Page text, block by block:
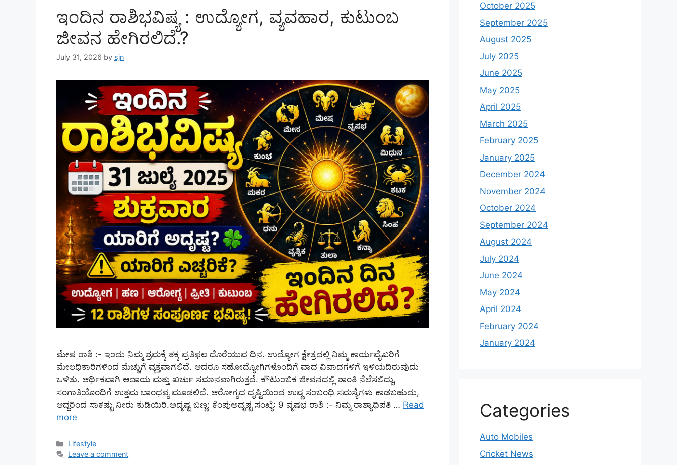
ಇಂದಿನ ರಾಶಿಭವಿಷ್ಯ : ಉದ್ಯೋಗ, ವ್ಯವಹಾರ, ಕುಟುಂಬ
ಜೀವನ ಹೇಗಿರಲಿದೆ.?
July 31, 2026 by sjn
ಮೇಷ ರಾಶಿ :- ಇಂದು ನಿಮ್ಮ ಶ್ರಮಕ್ಕೆ ತಕ್ಕ ಪ್ರತಿಫಲ ದೊರೆಯುವ ದಿನ. ಉದ್ಯೋಗ ಕ್ಷೇತ್ರದಲ್ಲಿ ನಿಮ್ಮ ಕಾರ್ಯವೈಖರಿಗೆ
ಮೇಲಧಿಕಾರಿಗಳಿಂದ ಮೆಚ್ಚುಗೆ ವ್ಯಕ್ತವಾಗಲಿದೆ. ಆದರೂ ಸಹೋದ್ಯೋಗಿಗಳೊಂದಿಗೆ ವಾದ ವಿವಾದಗಳಿಗೆ ಇಳಿಯದಿರುವುದು
ಒಳಿತು. ಆರ್ಥಿಕವಾಗಿ ಆದಾಯ ಮತ್ತು ಖರ್ಚು ಸಮಾನವಾಗಿರುತ್ತದೆ. ಕೌಟುಂಬಿಕ ಜೀವನದಲ್ಲಿ ಶಾಂತಿ ನೆಲೆಸಲಿದ್ದು,
ಸಂಗಾತಿಯೊಂದಿಗೆ ಉತ್ತಮ ಬಾಂಧವ್ಯ ಮೂಡಲಿದೆ. ಆರೋಗ್ಯದ ದೃಷ್ಟಿಯಿಂದ ಉಷ್ಣ ಸಂಬಂಧಿ ಸಮಸ್ಯೆಗಳು ಕಾಡಬಹುದು,
ಆದ್ದರಿಂದ ಸಾಕಷ್ಟು ನೀರು ಕುಡಿಯಿರಿ.ಅದೃಷ್ಟ ಬಣ್ಣ: ಕೆಂಪುಅದೃಷ್ಟ ಸಂಖ್ಯೆ: 9 ವೃಷಭ ರಾಶಿ :- ನಿಮ್ಮ ರಾಶ್ಯಾಧಿಪತಿ … Read
more
Categories
Lifestyle
Leave a comment
October 2025
September 2025
August 2025
July 2025
June 2025
May 2025
April 2025
March 2025
February 2025
January 2025
December 2024
November 2024
October 2024
September 2024
August 2024
July 2024
June 2024
May 2024
April 2024
February 2024
January 2024
Categories
Auto Mobiles
Cricket News